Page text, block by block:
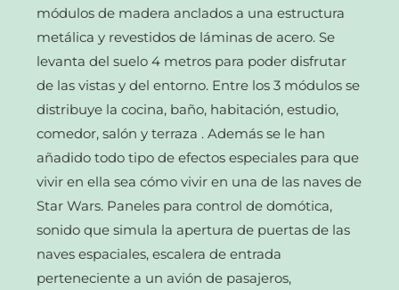
módulos de madera anclados a una estructura
metálica y revestidos de láminas de acero. Se
levanta del suelo 4 metros para poder disfrutar
de las vistas y del entorno. Entre los 3 módulos se
distribuye la cocina, baño, habitación, estudio,
comedor, salón y terraza . Además se le han
añadido todo tipo de efectos especiales para que
vivir en ella sea cómo vivir en una de las naves de
Star Wars. Paneles para control de domótica,
sonido que simula la apertura de puertas de las
naves espaciales, escalera de entrada
perteneciente a un avión de pasajeros,